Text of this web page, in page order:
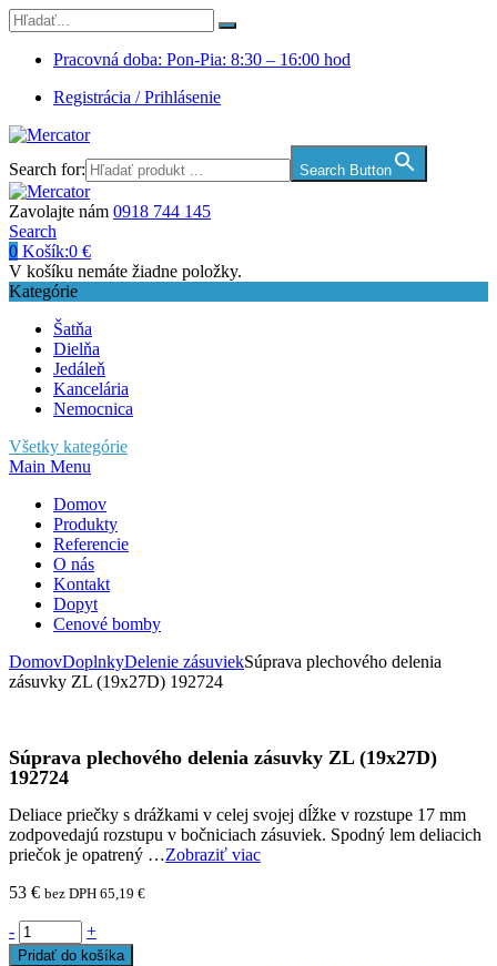
Pracovná doba: Pon-Pia: 8:30 – 16:00 hod
Registrácia / Prihlásenie
Search for: Search Button
Zavolajte nám 0918 744 145
Search
0 Košík:0 €
V košíku nemáte žiadne položky.
Kategórie
Šatňa
Dielňa
Jedáleň
Kancelária
Nemocnica
Všetky kategórie
Main Menu
Domov
Produkty
Referencie
O nás
Kontakt
Dopyt
Cenové bomby
DomovDoplnkyDelenie zásuviekSúprava plechového delenia
zásuvky ZL (19x27D) 192724
Súprava plechového delenia zásuvky ZL (19x27D)
192724
Deliace priečky s drážkami v celej svojej dĺžke v rozstupe 17 mm
zodpovedajú rozstupu v bočniciach zásuviek. Spodný lem deliacich
priečok je opatrený …Zobraziť viac
53 € bez DPH 65,19 €
- +
Pridať do košíka